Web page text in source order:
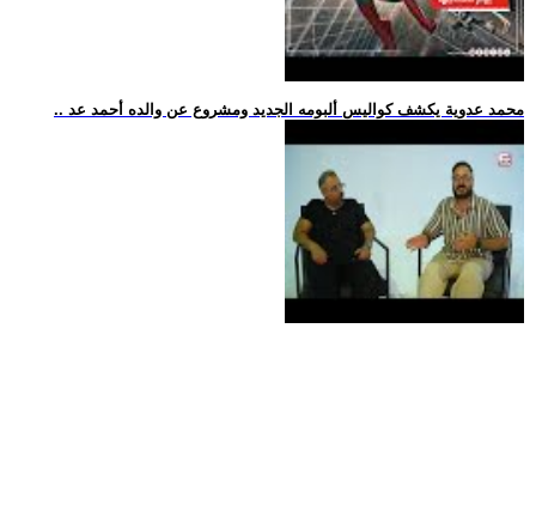
.. محمد عدوية يكشف كواليس ألبومه الجديد ومشروع عن والده أحمد عد